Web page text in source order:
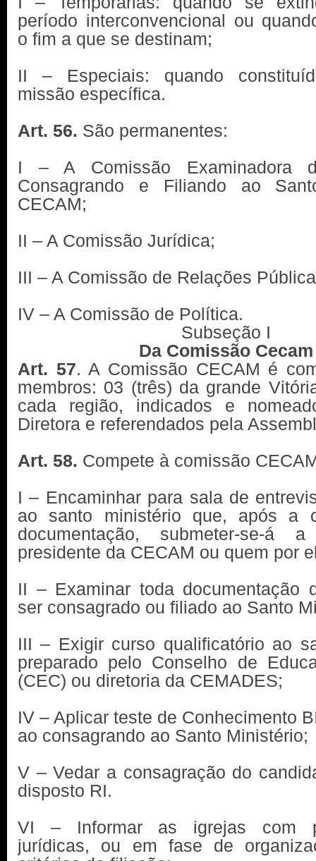
período interconvencional ou
o fim a que se destinam;
II – Especiais: quando
missão específica.
Art. 56. São permanentes:
I – A Comissão Examinadora
Consagrando e Filiando ao
CECAM;
II – A Comissão Jurídica;
III – A Comissão de Relações
IV – A Comissão de Política.
Subseção I
Da Comissão Cecam
Art. 57. A Comissão CECAM é
membros: 03 (três) da grande
cada região, indicados e
Diretora e referendados pela
Art. 58. Compete à comissão
I – Encaminhar para sala de
ao santo ministério que, após a
documentação, submeter-se-á
presidente da CECAM ou quem por
II – Examinar toda documentação
ser consagrado ou filiado ao Santo
III – Exigir curso qualificatório ao
preparado pelo Conselho de
(CEC) ou diretoria da CEMADES;
IV – Aplicar teste de Conhecimento
ao consagrando ao Santo Ministério;
V – Vedar a consagração do
disposto RI.
VI – Informar as igrejas com
jurídicas, ou em fase de